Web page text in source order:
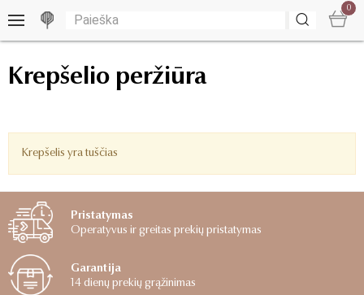
0
Krepšelio peržiūra
Krepšelis yra tuščias
Pristatymas
Operatyvus ir greitas prekių pristatymas
Garantija
14 dienų prekių grąžinimas